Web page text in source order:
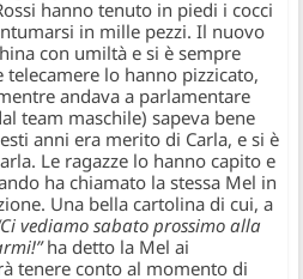
hanno tenuto in piedi i cocci
in mille pezzi. Il nuovo
con umiltà e si è sempre
lo hanno pizzicato,
andava a parlamentare
team maschile) sapeva bene
anni era merito di Carla, e si è
Le ragazze lo hanno capito e
ha chiamato la stessa Mel in
Una bella cartolina di cui, a
vediamo sabato prossimo alla
ha detto la Mel ai
tenere conto al momento di